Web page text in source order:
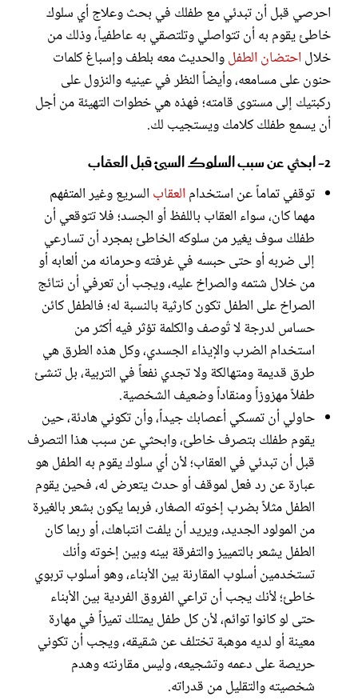
احرصي قبل أن تبدئي مع طفلك في بحث وعلاج أي سلوك
خاطئ يقوم به أن تتواصلي وتلتصقي به عاطفياً، وذلك من
خلال احتضان الطفلوالحديث معه بلطف وإسباغ كلمات
حنون على مسامعه، وأيضاً النظر في عينيه والنزول على
ركبتيك إلى مستوى قامته؛ فهذه هي خطوات التهيئة من أجل
أن يسمع طفلك كلامك ويستجيب لك.
2- ابحثي عن سبب السلوك السيئ قبل العقاب
توقفي تماماً عن استخدام العقاب السريع وغير المتفهم
مهما كان، سواء العقاب باللفظ أو الجسد؛ فلا تتوقعي أن
طفلك سوف يغير من سلوكه الخاطئ بمجرد أن تسارعي
إلى ضربه أو حتى حبسه في غرفته وحرمانه من ألعابه أو
من خلال شتمه والصراخ عليه، ويجب أن تعرفي أن نتائج
الصراخ على الطفل تكون كارثية بالنسبة له؛ فالطفل كائن
حساس لدرجة لا تُوصف والكلمة تؤثر فيه أكثر من
استخدام الضرب والإيذاء الجسدي، وكل هذه الطرق هي
طرق قديمة ومتهالكة ولا تجدي نفعاً في التربية، بل تنشئ
طفلاً مهزوزاً ومنقاداً وضعيف الشخصية.
حاولي أن تمسكي أعصابك جيداً، وأن تكوني هادئة، حين
يقوم طفلك بتصرف خاطئ، وابحثي عن سبب هذا التصرف
قبل أن تبدئي في العقاب؛ لأن أي سلوك يقوم به الطفل هو
عبارة عن رد فعل لموقف أو حدث يتعرض له، فحين يقوم
الطفل مثلاً بضرب إخوته الصغار، فربما يكون بشعر بالغيرة
من المولود الجديد، ويريد أن يلفت انتباهك، أو ربما كان
الطفل يشعر بالتمييز والتفرقة بينه وبين إخوته وأنك
تستخدمين أسلوب المقارنة بين الأبناء، وهو أسلوب تربوي
خاطئ؛ لأنك يجب أن تراعي الفروق الفردية بين الأبناء
حتى لو كانوا توائم، لأن كل طفل يمتلك تميزاً في مهارة
معينة أو لديه موهبة تختلف عن شقيقه، ويجب أن تكوني
حريصة على دعمه وتشجيعه، وليس مقارنته وهدم
شخصيته والتقليل من قدراته.